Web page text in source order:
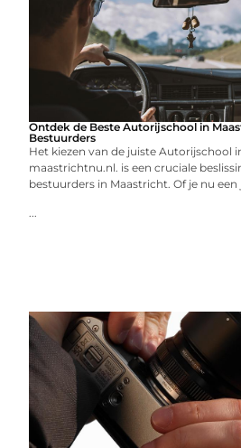
Ontdek de Beste Autorijschool in
Bestuurders
Het kiezen van de juiste Autorijschool
maastrichtnu.nl. is een cruciale
bestuurders in Maastricht. Of je nu
...